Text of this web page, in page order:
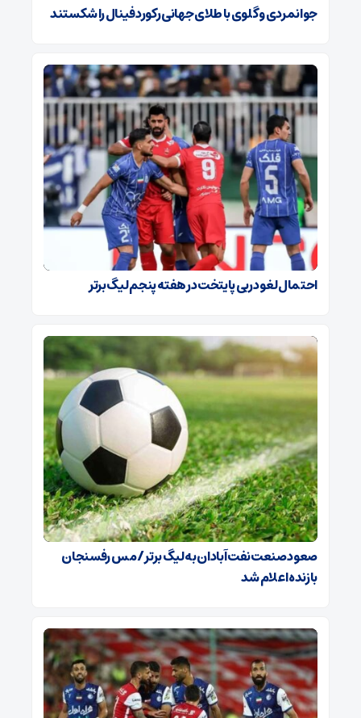
جوانمردی و گلوی با طلای جهانی رکورد فینال را شکستند
احتمال لغو دربی پایتخت در هفته پنجم لیگ برتر
صعود صنعت نفت آبادان به لیگ برتر / مس رفسنجان
بازنده اعلام شد